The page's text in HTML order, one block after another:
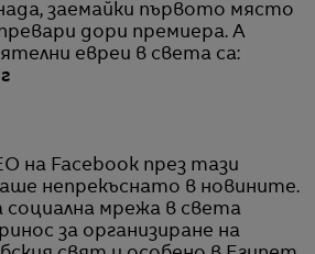
заемайки първото място
дори премиера. А
евреи в света са:
на Facebook през тази
непрекъснато в новините.
социална мрежа в света
за организиране на